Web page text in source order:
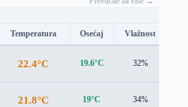
Temperatura Osećaj Vlažnost
22.4°C 19.6°C 32%
21.8°C 19°C 34%